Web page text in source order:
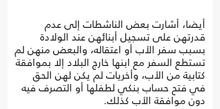
أيضا، أشارت بعض الناشطات إلى عدم
قدرتهن على تسجيل أبنائهن عند الولادة
بسبب سفر الأب أو اعتقاله، والبعض منهن لم
تستطع السفر مع ابنها خارج البلاد إلا بموافقة
كتابية من الأب، وأخريات لم يكن لهن الحق
في فتح حساب بنكي لطفلها أو التصرف فيه
دون موافقة الأب كذلك.